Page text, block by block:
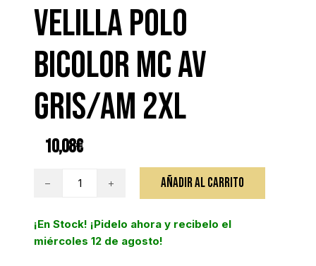
VELILLA POLO
BICOLOR MC AV
GRIS/AM 2XL
10,08€
VELILLA
MC
AV
AÑADIR AL CARRITO
¡En Stock! ¡Pidelo ahora y recibelo el
miércoles 12 de agosto!